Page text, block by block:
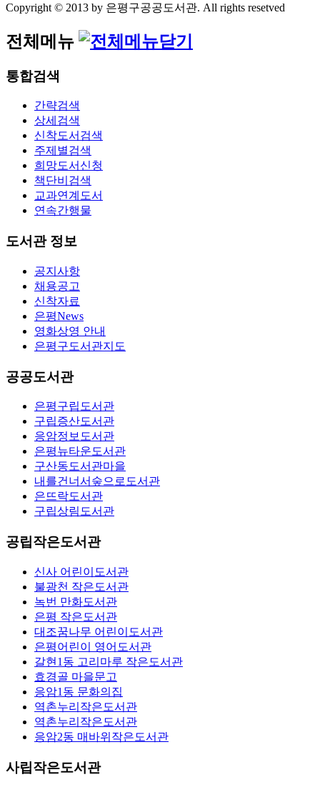
Copyright © 2013 by 은평구공공도서관. All rights resetved
전체메뉴
통합검색
간략검색
상세검색
신착도서검색
주제별검색
희망도서신청
책단비검색
교과연계도서
연속간행물
도서관 정보
공지사항
채용공고
신착자료
은평News
영화상영 안내
은평구도서관지도
공공도서관
은평구립도서관
구립증산도서관
응암정보도서관
은평뉴타운도서관
구산동도서관마을
내를건너서숲으로도서관
은뜨락도서관
구립상림도서관
공립작은도서관
신사 어린이도서관
불광천 작은도서관
녹번 만화도서관
은평 작은도서관
대조꿈나무 어린이도서관
은평어린이 영어도서관
갈현1동 고리마루 작은도서관
효경골 마을문고
응암1동 문화의집
역촌누리작은도서관
역촌누리작은도서관
응암2동 매바위작은도서관
사립작은도서관